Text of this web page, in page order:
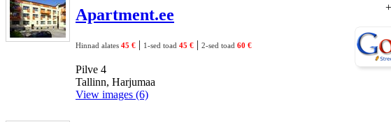
Apartment.ee
Hinnad alates 45 € | 1-sed toad 45 € | 2-sed toad 60 €
Pilve 4
Tallinn, Harjumaa
View images (6)